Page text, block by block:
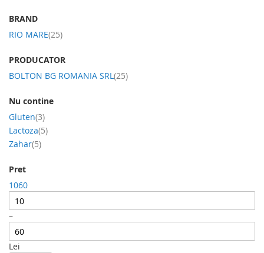
BRAND
RIO MARE 25produs
PRODUCATOR
BOLTON BG ROMANIA SRL 25produs
Nu contine
Gluten 3produs
Lactoza 5produs
Zahar 5produs
Pret
1060
–
Lei